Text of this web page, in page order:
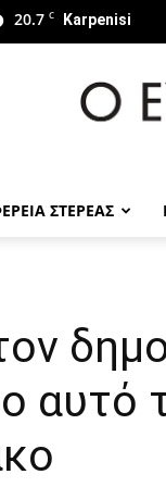
20.7 C Karpenisi
ΣΤΕΡΕΑΣ
αυτό